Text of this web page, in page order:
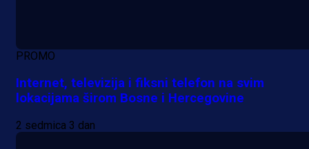
PROMO
Internet, televizija i fiksni telefon na svim
lokacijama širom Bosne i Hercegovine
2 sedmica 3 dan